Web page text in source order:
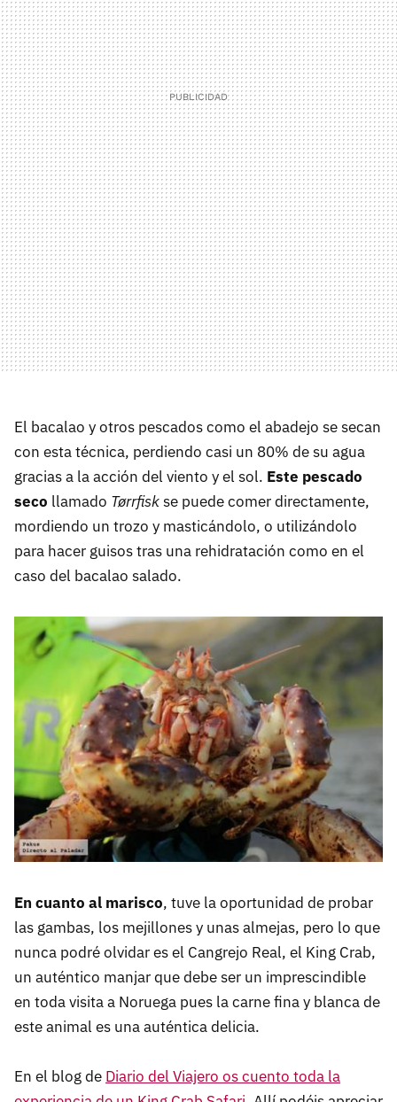
El bacalao y otros pescados como el abadejo se secan
con esta técnica, perdiendo casi un 80% de su agua
gracias a la acción del viento y el sol. Este pescado
seco llamado Tørrfiskse puede comer directamente,
mordiendo un trozo y masticándolo, o utilizándolo
para hacer guisos tras una rehidratación como en el
caso del bacalao salado.
En cuanto al marisco, tuve la oportunidad de probar
las gambas, los mejillones y unas almejas, pero lo que
nunca podré olvidar es el Cangrejo Real, el King Crab,
un auténtico manjar que debe ser un imprescindible
en toda visita a Noruega pues la carne fina y blanca de
este animal es una auténtica delicia.
En el blog de Diario del Viajero os cuento toda la